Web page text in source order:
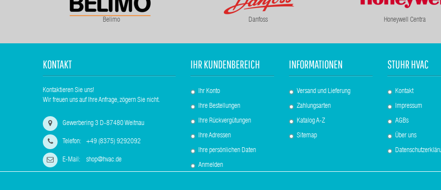
Belimo Danfoss Honeywell Centra
KONTAKT
Kontaktieren Sie uns!
Wir freuen uns auf Ihre Anfrage, zögern Sie nicht.
Gewerbering 3 D-87480 Weitnau
Telefon: +49 (8375) 9292092
E-Mail: shop@hvac.de
IHR KUNDENBEREICH
Ihr Konto
Ihre Bestellungen
Ihre Rückvergütungen
Ihre Adressen
Ihre persönlichen Daten
Anmelden
INFORMATIONEN
Versand und Lieferung
Zahlungsarten
Katalog A-Z
Sitemap
STUHR HVAC
Kontakt
Impressum
AGBs
Über uns